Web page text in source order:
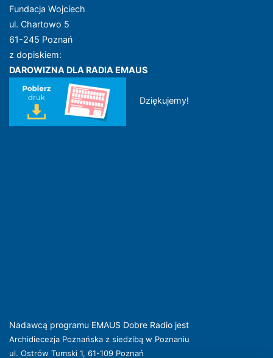
Fundacja Wojciech
ul. Chartowo 5
61-245 Poznań
z dopiskiem:
DAROWIZNA DLA RADIA EMAUS
Dziękujemy!
Nadawcą programu EMAUS Dobre Radio jest
Archidiecezja Poznańska z siedzibą w Poznaniu
ul. Ostrów Tumski 1, 61-109 Poznań